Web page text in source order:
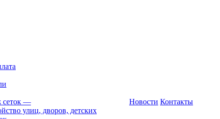
—
улиц, дворов, детских
Новости Контакты